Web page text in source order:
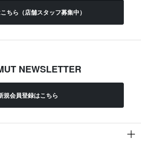
ちら（店舗スタッフ募集中）
NEWSLETTER
規会員登録はこちら